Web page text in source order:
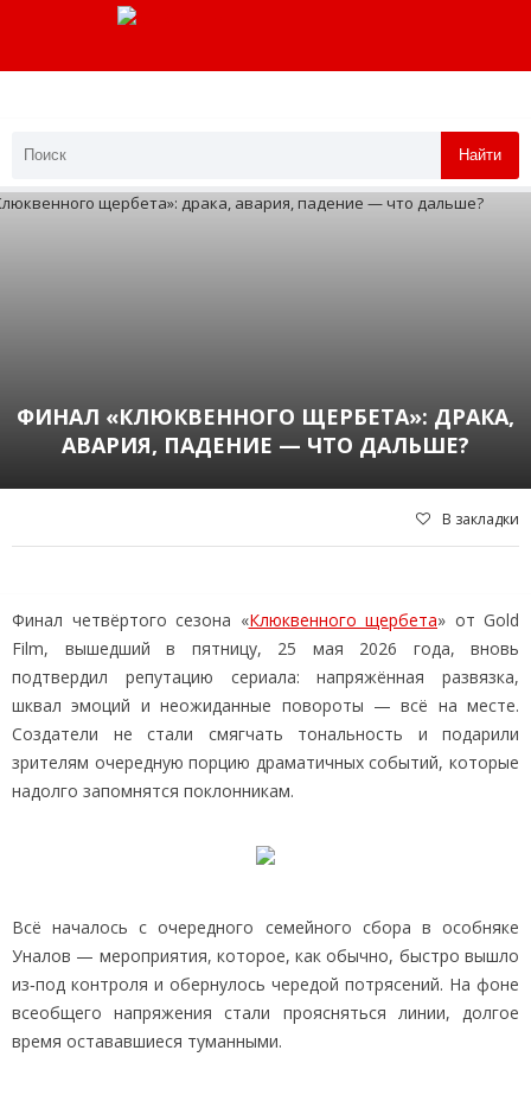
Найти
ФИНАЛ «КЛЮКВЕННОГО ЩЕРБЕТА»: ДРАКА,
АВАРИЯ, ПАДЕНИЕ — ЧТО ДАЛЬШЕ?
В закладки
Финал четвёртого сезона «Клюквенного щербета» от Gold
Film, вышедший в пятницу, 25 мая 2026 года, вновь
подтвердил репутацию сериала: напряжённая развязка,
шквал эмоций и неожиданные повороты — всё на месте.
Создатели не стали смягчать тональность и подарили
зрителям очередную порцию драматичных событий, которые
надолго запомнятся поклонникам.
Всё началось с очередного семейного сбора в особняке
Уналов — мероприятия, которое, как обычно, быстро вышло
из‑под контроля и обернулось чередой потрясений. На фоне
всеобщего напряжения стали проясняться линии, долгое
время остававшиеся туманными.